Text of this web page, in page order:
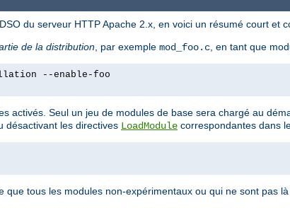
du serveur HTTP Apache 2.x, en voici un résumé court et
de la distribution , par exemple mod_foo.c , en tant que
--enable-foo
activés. Seul un jeu de modules de base sera chargé au
désactivant les directives LoadModule correspondantes dans
que tous les modules non-expérimentaux ou qui ne sont pas